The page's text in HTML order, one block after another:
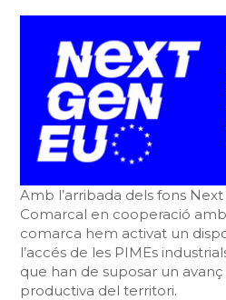
Amb l’arribada dels fons
Comarcal en cooperació
comarca hem activat un
l’accés de les PIMEs
que han de suposar un
productiva del territori.